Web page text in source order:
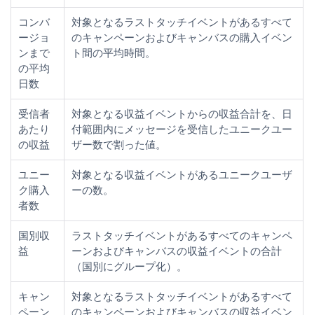
コンバ
ージョ
ンまで
の平均
日数
対象となるラストタッチイベントがあるすべて
のキャンペーンおよびキャンバスの購入イベン
ト間の平均時間。
受信者
あたり
の収益
対象となる収益イベントからの収益合計を、日
付範囲内にメッセージを受信したユニークユー
ザー数で割った値。
ユニー
ク購入
者数
対象となる収益イベントがあるユニークユーザ
ーの数。
国別収
益
ラストタッチイベントがあるすべてのキャンペ
ーンおよびキャンバスの収益イベントの合計
（国別にグループ化）。
キャン
ペーン
対象となるラストタッチイベントがあるすべて
のキャンペーンおよびキャンバスの収益イベン